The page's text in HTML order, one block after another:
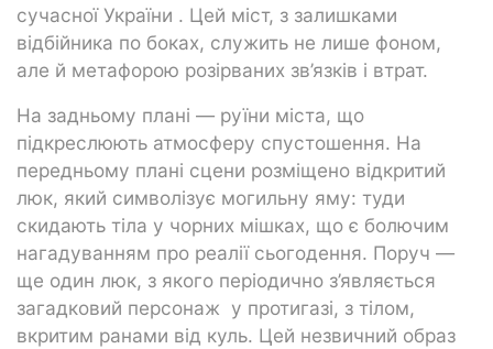
сучасної України . Цей міст, з залишками
відбійника по боках, служить не лише фоном,
але й метафорою розірваних зв’язків і втрат.
На задньому плані — руїни міста, що
підкреслюють атмосферу спустошення. На
передньому плані сцени розміщено відкритий
люк, який символізує могильну яму: туди
скидають тіла у чорних мішках, що є болючим
нагадуванням про реалії сьогодення. Поруч —
ще один люк, з якого періодично з’являється
загадковий персонаж у протигазі, з тілом,
вкритим ранами від куль. Цей незвичний образ